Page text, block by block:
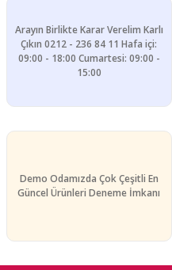
Arayın Birlikte Karar Verelim Karlı
Çıkın 0212 - 236 84 11 Hafa içi:
09:00 - 18:00 Cumartesi: 09:00 -
15:00
Demo Odamızda Çok Çeşitli En
Güncel Ürünleri Deneme İmkanı